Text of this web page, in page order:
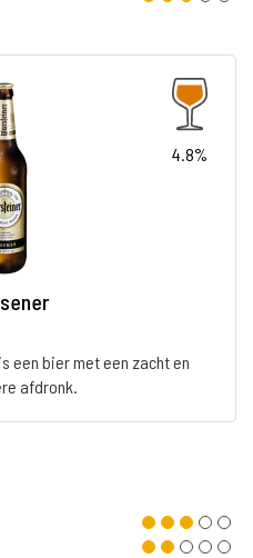
4.8%
een bier met een zacht en
afdronk.